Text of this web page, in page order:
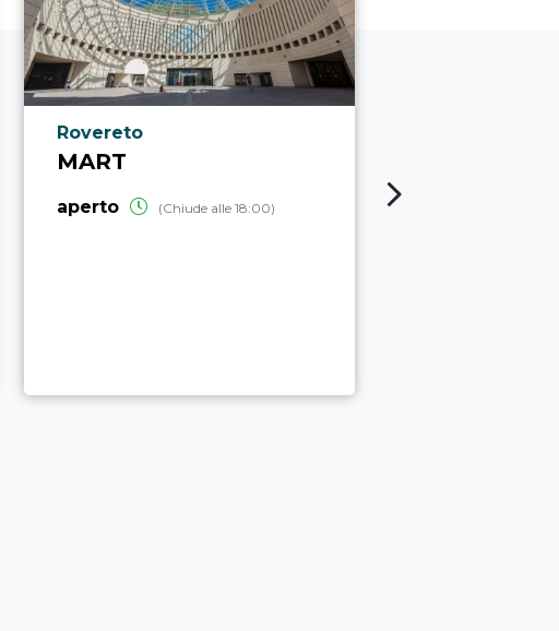
Località punto di interesse
Rovereto
MART
aperto (Chiude alle 18:00)